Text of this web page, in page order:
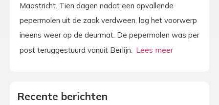
Maastricht. Tien dagen nadat een opvallende
pepermolen uit de zaak verdween, lag het voorwerp
ineens weer op de deurmat. De pepermolen was per
post teruggestuurd vanuit Berlijn.
Recente berichten